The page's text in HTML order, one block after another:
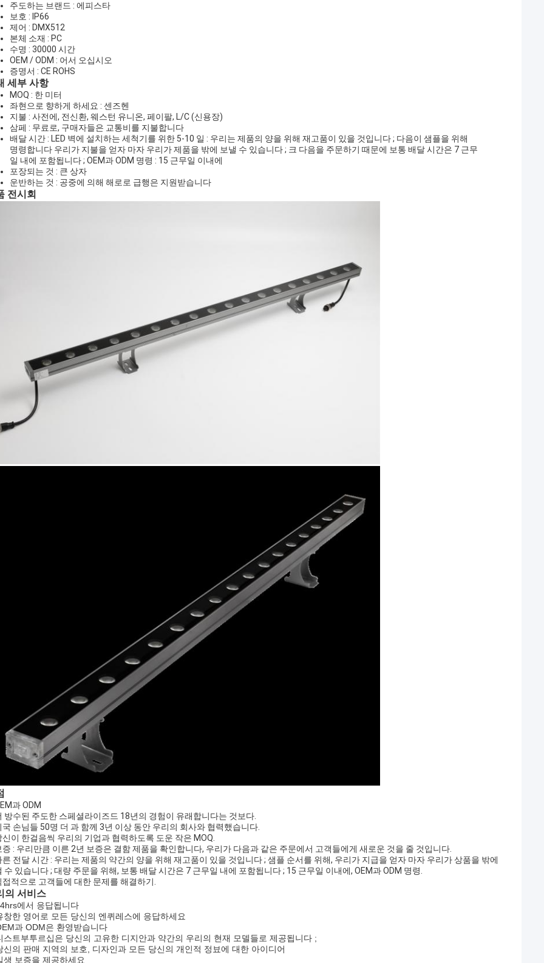
주도하는 브랜드 : 에피스타
보호 : IP66
제어 : DMX512
본체 소재 : PC
수명 : 30000 시간
OEM / ODM : 어서 오십시오
증명서 : CE ROHS
세부 사항
MOQ : 한 미터
좌현으로 향하게 하세요 : 센즈헨
지불 : 사전에, 전신환, 웨스턴 유니온, 페이팔, L/C (신용장)
삼페 : 무료로, 구매자들은 교통비를 지불합니다
배달 시간 : LED 벽에 설치하는 세척기를 위한 5-10 일 : 우리는 제품의 양을 위해 재고품이 있을 것입니다 ; 다음이 샘플을 위해
명령합니다 우리가 지불을 얻자 마자 우리가 제품을 밖에 보낼 수 있습니다 ; 크 다음을 주문하기 때문에 보통 배달 시간은 7 근무
일 내에 포함됩니다 ; OEM과 ODM 명령 : 15 근무일 이내에
포장되는 것 : 큰 상자
운반하는 것 : 공중에 의해 해로로 급행은 지원받습니다
전시회
과 ODM
방수된 주도한 스페셜라이즈드 18년의 경험이 유래합니다는 것보다.
국 손님들 50명 더 과 함께 3년 이상 동안 우리의 회사와 협력했습니다.
신이 한걸음씩 우리의 기업과 협력하도록 도운 작은 MOQ.
증 : 우리만큼 이른 2년 보증은 결함 제품을 확인합니다, 우리가 다음과 같은 주문에서 고객들에게 새로운 것을 줄 것입니다.
른 전달 시간 : 우리는 제품의 약간의 양을 위해 재고품이 있을 것입니다 ; 샘플 순서를 위해, 우리가 지급을 얻자 마자 우리가 상품을 밖에
수 있습니다 ; 대량 주문을 위해, 보통 배달 시간은 7 근무일 내에 포함됩니다 ; 15 근무일 이내에, OEM과 ODM 명령.
접적으로 고객들에 대한 문제를 해결하기.
의 서비스
에서 응답됩니다
창한 영어로 모든 당신의 엔퀴레스에 응답하세요
과 ODM은 환영받습니다
스트부투르십은 당신의 고유한 디지안과 약간의 우리의 현재 모델들로 제공됩니다 ;
신의 판매 지역의 보호, 디자인과 모든 당신의 개인적 정뵤에 대한 아이디어
생 보증을 제공하세요